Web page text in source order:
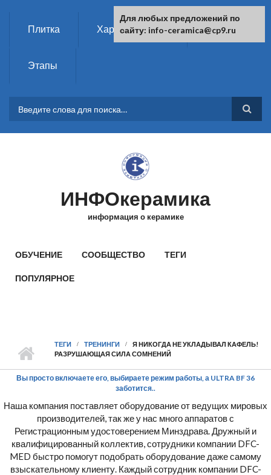
Перейти к основному содержанию
Плитка Характеристики Химия
Этапы
ФОРМА ПОИСКА
ИНФОкерамика
информация о керамике
ОБУЧЕНИЕ СООБЩЕСТВО ТЕГИ
ПОПУЛЯРНОЕ
ТЕГИ ТРЕНИНГИ
Я НИКОГДА НЕ УКЛАДЫВАЛ КАФЕЛЬ!
РАЗРУШАЮЩАЯ СИЛА СОМНЕНИЙ
Вы просто включаете его, выбираете режим работы, а ULTRA BF 36
заботится..
Наша компания поставляет оборудование от ведущих мировых
производителей, так же у нас много аппаратов с
Регистрационным удостоверением Минздрава. Дружный и
квалифицированный коллектив, сотрудники компании DFC-
MED быстро помогут подобрать оборудование даже самому
взыскательному клиенту. Каждый сотрудник компании DFC-
Для любых предложений по
сайту: info-ceramica@cp9.ru